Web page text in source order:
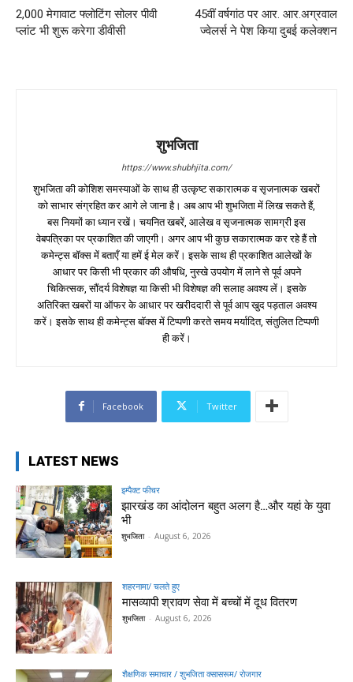
2,000 मेगावाट फ्लोटिंग सोलर पीवी
प्लांट भी शुरू करेगा डीवीसी
45वीं वर्षगांठ पर आर. आर.अग्रवाल
ज्वेलर्स ने पेश किया दुबई कलेक्शन
शुभजिता
https://www.shubhjita.com/
शुभजिता की कोशिश समस्याओं के साथ ही उत्कृष्ट सकारात्मक व सृजनात्मक खबरों
को साभार संग्रहित कर आगे ले जाना है। अब आप भी शुभजिता में लिख सकते हैं,
बस नियमों का ध्यान रखें। चयनित खबरें, आलेख व सृजनात्मक सामग्री इस
वेबपत्रिका पर प्रकाशित की जाएगी। अगर आप भी कुछ सकारात्मक कर रहे हैं तो
कमेन्ट्स बॉक्स में बताएँ या हमें ई मेल करें। इसके साथ ही प्रकाशित आलेखों के
आधार पर किसी भी प्रकार की औषधि, नुस्खे उपयोग में लाने से पूर्व अपने
चिकित्सक, सौंदर्य विशेषज्ञ या किसी भी विशेषज्ञ की सलाह अवश्य लें। इसके
अतिरिक्त खबरों या ऑफर के आधार पर खरीददारी से पूर्व आप खुद पड़ताल अवश्य
करें। इसके साथ ही कमेन्ट्स बॉक्स में टिप्पणी करते समय मर्यादित, संतुलित टिप्पणी
ही करें।
Facebook Twitter
LATEST NEWS
इम्पैक्ट फीचर
झारखंड का आंदोलन बहुत अलग है…और यहां के युवा
भी
शुभजिता - August 6, 2026
शहरनामा/ चलते हुए
मासव्यापी श्रावण सेवा में बच्चों में दूध वितरण
शुभजिता - August 6, 2026
शैक्षणिक समाचार / शुभजिता क्सासरूम/ रोजगार